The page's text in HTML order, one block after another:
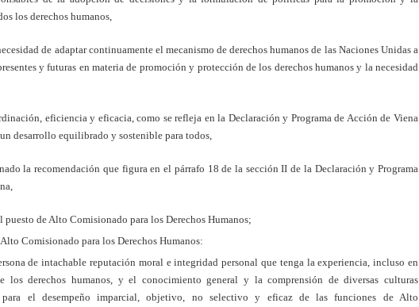
los derechos humanos,
de adaptar continuamente el mecanismo de derechos humanos de las Naciones Unidas a
y futuras en materia de promoción y protección de los derechos humanos y la necesidad
eficiencia y eficacia, como se refleja en la Declaración y Programa de Acción de Viena
desarrollo equilibrado y sostenible para todos,
la recomendación que figura en el párrafo 18 de la sección II de la Declaración y Programa
puesto de Alto Comisionado para los Derechos Humanos;
Comisionado para los Derechos Humanos:
de intachable reputación moral e integridad personal que tenga la experiencia, incluso en
los derechos humanos, y el conocimiento general y la comprensión de diversas culturas
para el desempeño imparcial, objetivo, no selectivo y eficaz de las funciones de Alto